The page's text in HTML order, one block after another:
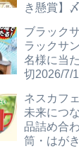
き懸賞】
ブラック
ラックサ
名様に当
切2026/7/
ネスカフ
未来につ
品詰め合
筒・はが